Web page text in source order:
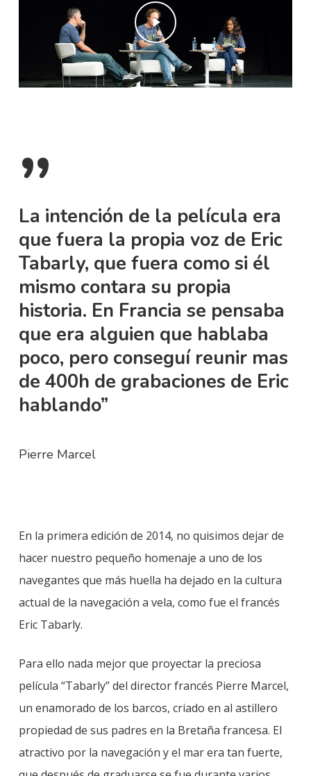
”
La intención de la película era
que fuera la propia voz de Eric
Tabarly, que fuera como si él
mismo contara su propia
historia. En Francia se pensaba
que era alguien que hablaba
poco, pero conseguí reunir mas
de 400h de grabaciones de Eric
hablando”
Pierre Marcel
En la primera edición de 2014, no quisimos dejar de
hacer nuestro pequeño homenaje a uno de los
navegantes que más huella ha dejado en la cultura
actual de la navegación a vela, como fue el francés
Eric Tabarly.
Para ello nada mejor que proyectar la preciosa
película “Tabarly” del director francés Pierre Marcel,
un enamorado de los barcos, criado en al astillero
propiedad de sus padres en la Bretaña francesa. El
atractivo por la navegación y el mar era tan fuerte,